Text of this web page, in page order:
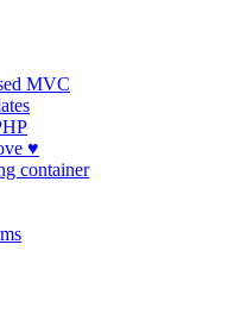
MVC
♥
container